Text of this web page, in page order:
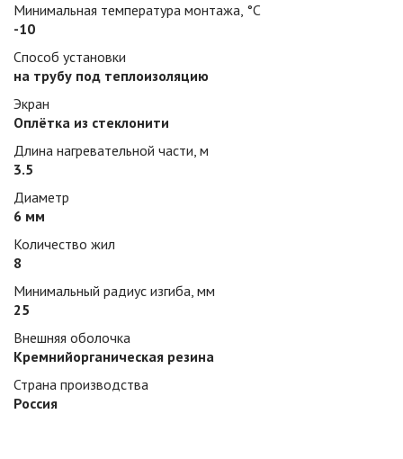
Минимальная температура монтажа, °С
-10
Способ установки
на трубу под теплоизоляцию
Экран
Оплётка из стеклонити
Длина нагревательной части, м
3.5
Диаметр
6 мм
Количество жил
8
Минимальный радиус изгиба, мм
25
Внешняя оболочка
Кремнийорганическая резина
Страна производства
Россия